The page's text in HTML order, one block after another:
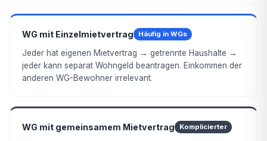
WG mit Einzelmietvertrag Häufig in WGs
Jeder hat eigenen Mietvertrag → getrennte Haushalte →
jeder kann separat Wohngeld beantragen. Einkommen der
anderen WG-Bewohner irrelevant.
WG mit gemeinsamem Mietvertrag Komplicierter